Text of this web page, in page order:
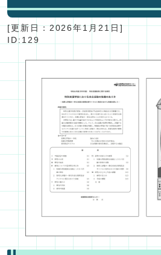
[更新日：2026年1月21日]
ID:129